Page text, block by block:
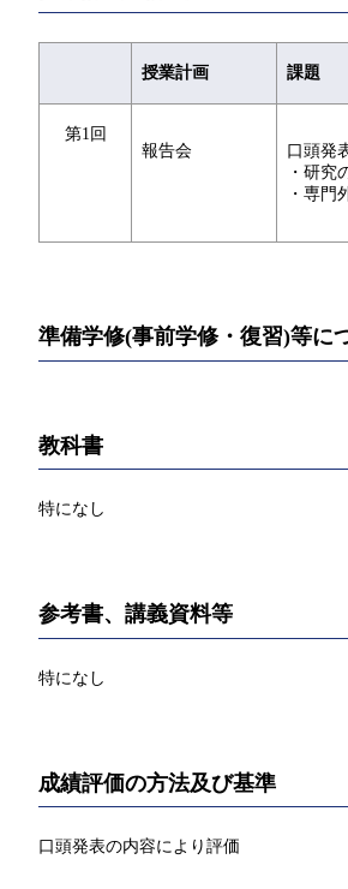
授業計画 課題
第1回
報告会
口頭発
・研究
・専門
準備学修(事前学修・復習)等に
教科書
特になし
参考書、講義資料等
特になし
成績評価の方法及び基準
口頭発表の内容により評価